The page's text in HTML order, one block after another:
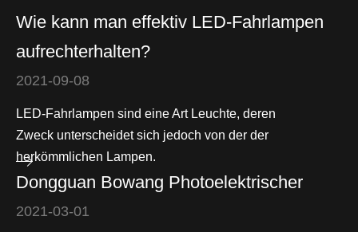
Wie kann man effektiv LED-Fahrlampen
aufrechterhalten?
2021-09-08
LED-Fahrlampen sind eine Art Leuchte, deren
Zweck unterscheidet sich jedoch von der der
herkömmlichen Lampen.
Dongguan Bowang Photoelektrischer
2021-03-01